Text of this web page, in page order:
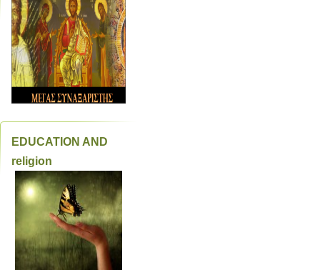
EDUCATION AND
religion